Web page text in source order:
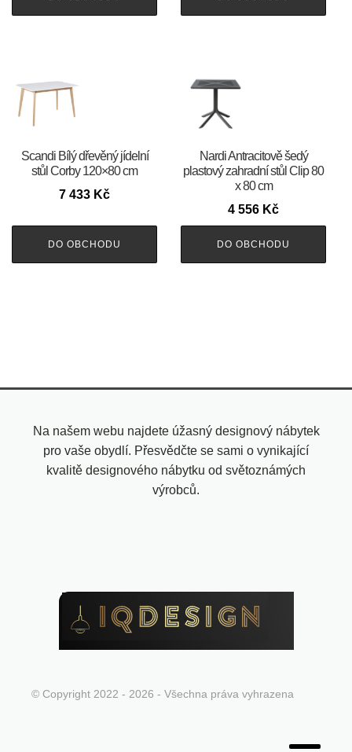
Scandi Bílý dřevěný jídelní
stůl Corby 120×80 cm
7 433 Kč
DO OBCHODU
Nardi Antracitově šedý
plastový zahradní stůl Clip 80
x 80 cm
4 556 Kč
DO OBCHODU
Na našem webu najdete úžasný designový nábytek
pro vaše obydlí. Přesvědčte se sami o vynikající
kvalitě designového nábytku od světoznámých
výrobců.
© Copyright 2022 - 2026 - Všechna práva vyhrazena